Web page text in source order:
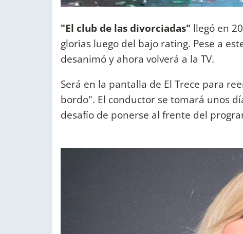
"El club de las divorciadas" llegó en
glorias luego del bajo rating. Pese a
desanimó y ahora volverá a la TV.
Será en la pantalla de El Trece para
bordo". El conductor se tomará unos
desafío de ponerse al frente del